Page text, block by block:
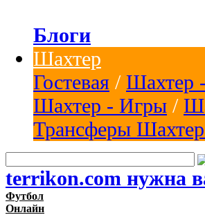
Блоги
Шахтер
Гостевая / Шахтер
Шахтер - Игры /
Трансферы
terrikon.com нужна
Футбол
Онлайн